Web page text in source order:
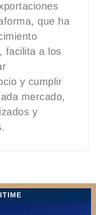
que ha
facilita a los
y cumplir
mercado,
y